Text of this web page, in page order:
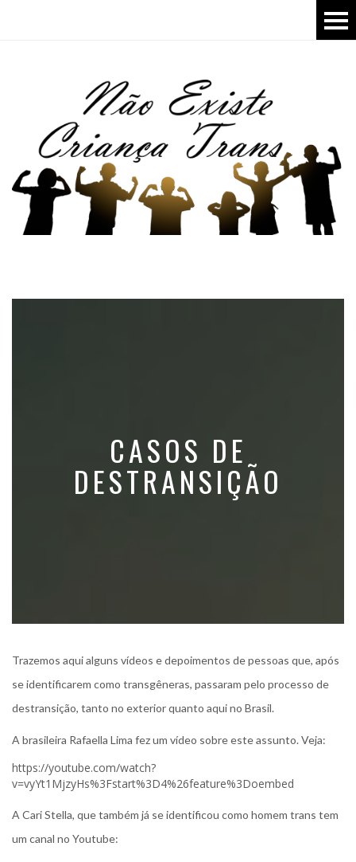
CASOS DE
DESTRANSIÇÃO
Trazemos aqui alguns vídeos e depoimentos de pessoas que, após
se identificarem como transgêneras, passaram pelo processo de
destransição, tanto no exterior quanto aqui no Brasil.
A brasileira Rafaella Lima fez um vídeo sobre este assunto. Veja:
https://youtube.com/watch?
v=vyYt1MjzyHs%3Fstart%3D4%26feature%3Doembed
A Cari Stella, que também já se identificou como homem trans tem
um canal no Youtube: